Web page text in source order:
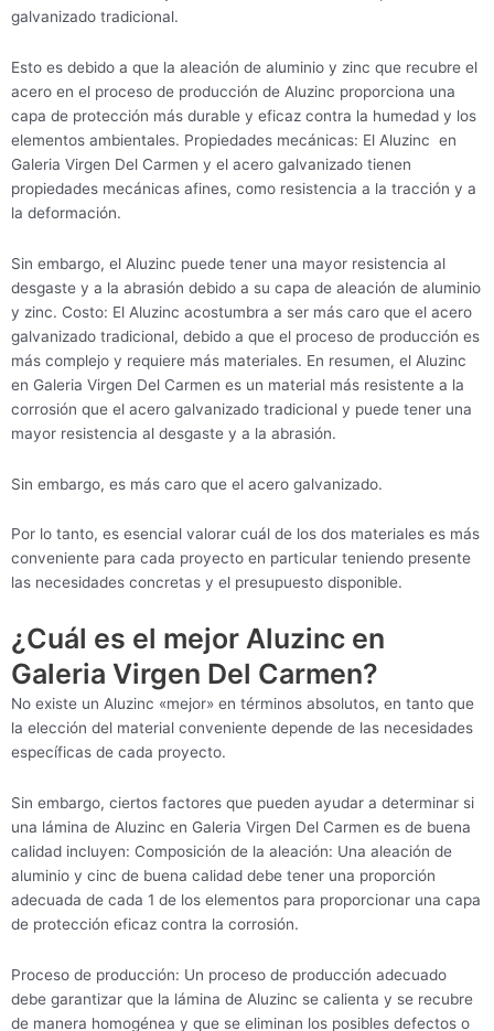
galvanizado tradicional.
Esto es debido a que la aleación de aluminio y zinc que recubre el
acero en el proceso de producción de Aluzinc proporciona una
capa de protección más durable y eficaz contra la humedad y los
elementos ambientales. Propiedades mecánicas: El Aluzinc en
Galeria Virgen Del Carmen y el acero galvanizado tienen
propiedades mecánicas afines, como resistencia a la tracción y a
la deformación.
Sin embargo, el Aluzinc puede tener una mayor resistencia al
desgaste y a la abrasión debido a su capa de aleación de aluminio
y zinc. Costo: El Aluzinc acostumbra a ser más caro que el acero
galvanizado tradicional, debido a que el proceso de producción es
más complejo y requiere más materiales. En resumen, el Aluzinc
en Galeria Virgen Del Carmen es un material más resistente a la
corrosión que el acero galvanizado tradicional y puede tener una
mayor resistencia al desgaste y a la abrasión.
Sin embargo, es más caro que el acero galvanizado.
Por lo tanto, es esencial valorar cuál de los dos materiales es más
conveniente para cada proyecto en particular teniendo presente
las necesidades concretas y el presupuesto disponible.
¿Cuál es el mejor Aluzinc en
Galeria Virgen Del Carmen?
No existe un Aluzinc «mejor» en términos absolutos, en tanto que
la elección del material conveniente depende de las necesidades
específicas de cada proyecto.
Sin embargo, ciertos factores que pueden ayudar a determinar si
una lámina de Aluzinc en Galeria Virgen Del Carmen es de buena
calidad incluyen: Composición de la aleación: Una aleación de
aluminio y cinc de buena calidad debe tener una proporción
adecuada de cada 1 de los elementos para proporcionar una capa
de protección eficaz contra la corrosión.
Proceso de producción: Un proceso de producción adecuado
debe garantizar que la lámina de Aluzinc se calienta y se recubre
de manera homogénea y que se eliminan los posibles defectos o